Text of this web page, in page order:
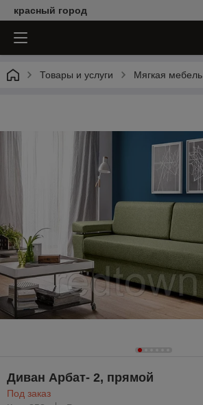
красный город
Товары и услуги Мягкая мебель
Диван Арбат- 2, прямой
Под заказ